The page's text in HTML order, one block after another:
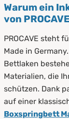
Warum ein
von
PROCAVE steht
Made in
Bettlaken
Materialien, die
schützen. Dank
auf einer
Boxspringbett